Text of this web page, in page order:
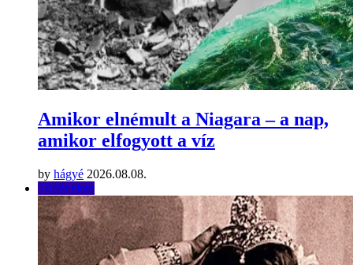
Amikor elnémult a Niagara – a nap,
amikor elfogyott a víz
by hágyé 2026.08.08.
Történelem